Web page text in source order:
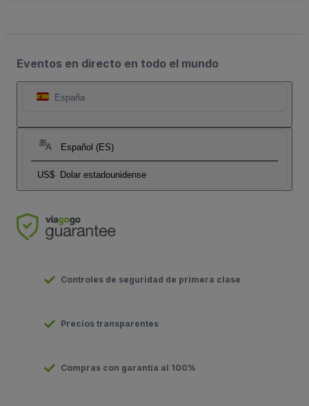
Eventos en directo en todo el mundo
España
Español (ES)
US$ Dolar estadounidense
Controles de seguridad de primera clase
Precios transparentes
Compras con garantía al 100%